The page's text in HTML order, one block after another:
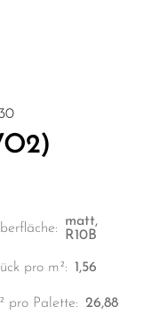
matt,
R10B
pro m²: 1,56
pro Palette: 26,88